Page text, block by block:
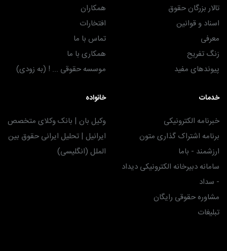
تالار بزرگان حقوق
اسناد و قوانین
معرفی
زنگ تفریح
پیوندهای مفید
همکاران
افتخارات
تماس با ما
همکاری با ما
موسسه حقوقی ... ! (به زودی)
خدمات
خبرنامه الکترونیکی
برنامه اشتراک گذاری متون
ارزشمند - باما
سامانه دبیرخانه الکترونیکی دیداد
- سداد
مشاوره حقوقی رایگان
تبلیغات
خانواده
وکیل بان | بانک وکلای متخصص
ایرانیل | تحلیل ایرانی حقوق بین
الملل (انگلیسی)